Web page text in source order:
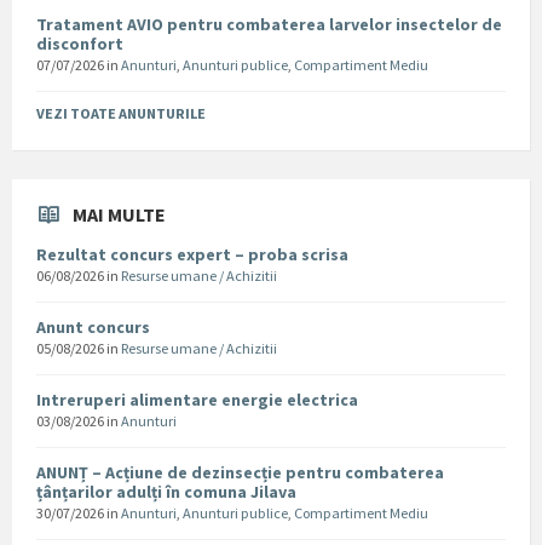
Tratament AVIO pentru combaterea larvelor insectelor de
disconfort
07/07/2026 in Anunturi, Anunturi publice, Compartiment Mediu
VEZI TOATE ANUNTURILE
MAI MULTE
Rezultat concurs expert – proba scrisa
06/08/2026 in Resurse umane / Achizitii
Anunt concurs
05/08/2026 in Resurse umane / Achizitii
Intreruperi alimentare energie electrica
03/08/2026 in Anunturi
ANUNȚ – Acțiune de dezinsecție pentru combaterea
țânțarilor adulți în comuna Jilava
30/07/2026 in Anunturi, Anunturi publice, Compartiment Mediu